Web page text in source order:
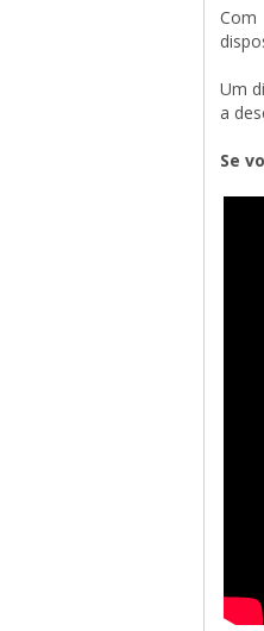
Um
a
Se